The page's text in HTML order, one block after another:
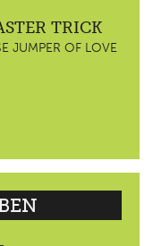
TRICK
JUMPER OF LOVE